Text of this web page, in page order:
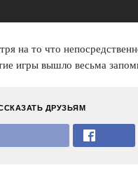
на то что
игры вышло весьма
ДРУЗЬЯМ